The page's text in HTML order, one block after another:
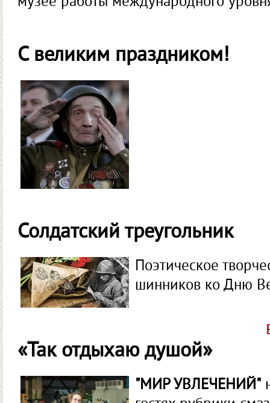
С великим праздником!
Солдатский треугольник
Поэтическое
шинников ко Дню
«Так отдыхаю душой»
"МИР УВЛЕЧЕНИЙ"